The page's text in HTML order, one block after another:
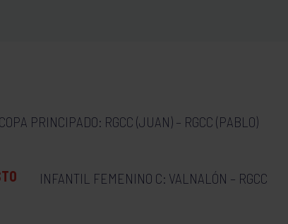
COPA PRINCIPADO: RGCC (JUAN) – RGCC (PABLO)
INFANTIL FEMENINO C: VALNALÓN – RGCC